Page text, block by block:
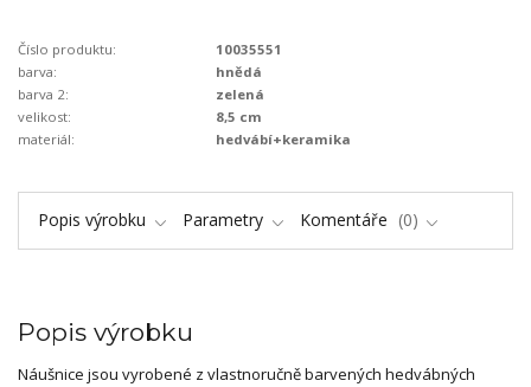
Číslo produktu:
10035551
barva:
hnědá
barva 2:
zelená
velikost:
8,5 cm
materiál:
hedvábí+keramika
Popis výrobku Parametry Komentáře 0
Popis výrobku
Náušnice jsou vyrobené z vlastnoručně barvených hedvábných